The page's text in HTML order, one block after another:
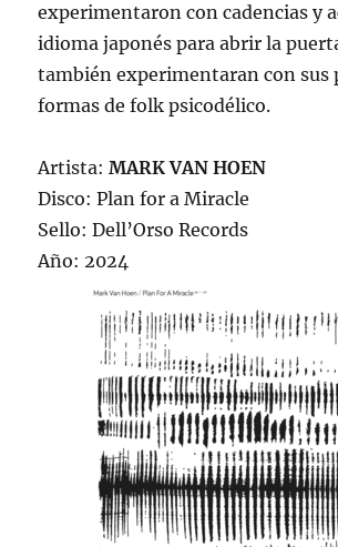
experimentaron con cadencias y
idioma japonés para abrir la
también experimentaran con sus
formas de folk psicodélico.
Artista:MARK VAN HOEN
Disco: Plan for a Miracle
Sello: Dell’Orso Records
Año: 2024